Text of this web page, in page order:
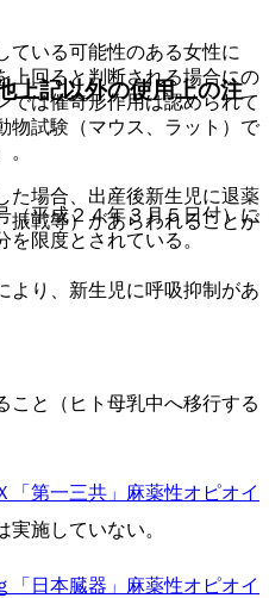
上記以外の使用上の注
（平成２４年３月５日付）に
限度とされている。
第一三共」 麻薬性オピオイ
日本臓器」 麻薬性オピオイ
いる可能性のある女性に
上回ると判断される場合にの
では催奇形作用は認められて
物試験（マウス、ラット）で
場合、出産後新生児に退薬
振戦等）があらわれることが
り、新生児に呼吸抑制があ
こと（ヒト母乳中へ移行する
施していない。